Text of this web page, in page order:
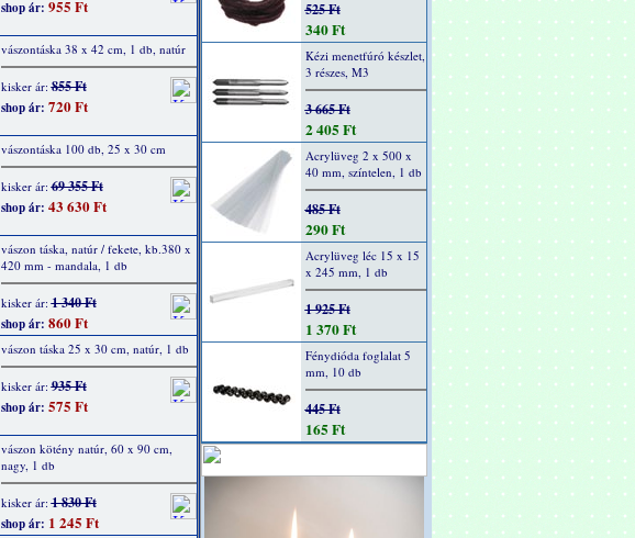
shop ár: 955 Ft
vászontáska 38 x 42 cm, 1 db, natúr
kisker ár:855 Ft
shop ár: 720 Ft
vászontáska 100 db, 25 x 30 cm
kisker ár:69 355 Ft
shop ár: 43 630 Ft
vászon táska, natúr / fekete, kb.380 x
420 mm - mandala, 1 db
kisker ár:1 340 Ft
shop ár: 860 Ft
vászon táska 25 x 30 cm, natúr, 1 db
kisker ár:935 Ft
shop ár: 575 Ft
vászon kötény natúr, 60 x 90 cm,
nagy, 1 db
kisker ár:1 830 Ft
shop ár: 1 245 Ft
525 Ft
340 Ft
Kézi menetfúró készlet,
3 részes, M3
3 665 Ft
2 405 Ft
Acrylüveg 2 x 500 x
40 mm, színtelen, 1 db
485 Ft
290 Ft
Acrylüveg léc 15 x 15
x 245 mm, 1 db
1 925 Ft
1 370 Ft
Fénydióda foglalat 5
mm, 10 db
445 Ft
165 Ft